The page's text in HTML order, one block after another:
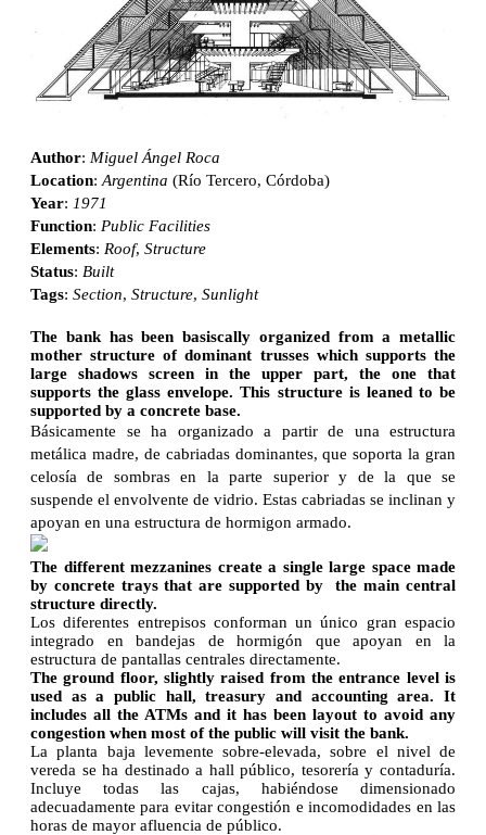
Author: Miguel Ángel Roca
Location: Argentina (Río Tercero, Córdoba)
Year: 1971
Function: Public Facilities
Elements: Roof, Structure
Status: Built
Tags: Section, Structure, Sunlight
The bank has been basiscally organized from a metallic
mother structure of dominant trusses which supports the
large shadows screen in the upper part, the one that
supports the glass envelope. This structure is leaned to be
supported by a concrete base.
Básicamente se ha organizado a partir de una estructura
metálica madre, de cabriadas dominantes, que soporta la gran
celosía de sombras en la parte superior y de la que se
suspende el envolvente de vidrio. Estas cabriadas se inclinan y
apoyan en una estructura de hormigon armado.
The different mezzanines create a single large space made
by concrete trays that are supported by the main central
structure directly.
Los diferentes entrepisos conforman un único gran espacio
integrado en bandejas de hormigón que apoyan en la
estructura de pantallas centrales directamente.
The ground floor, slightly raised from the entrance level is
used as a public hall, treasury and accounting area. It
includes all the ATMs and it has been layout to avoid any
congestion when most of the public will visit the bank.
La planta baja levemente sobre-elevada, sobre el nivel de
vereda se ha destinado a hall público, tesorería y contaduría.
Incluye todas las cajas, habiéndose dimensionado
adecuadamente para evitar congestión e incomodidades en las
horas de mayor afluencia de público.